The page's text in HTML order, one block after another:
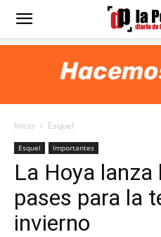
Diario
Portada
Inicio Esquel
Esquel Importantes
La Hoya lanza
pases para la
invierno